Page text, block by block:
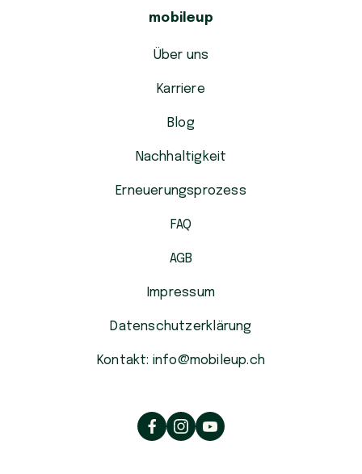
mobileup
Über uns
Karriere
Blog
Nachhaltigkeit
Erneuerungsprozess
FAQ
AGB
Impressum
Datenschutzerklärung
Kontakt: info@mobileup.ch